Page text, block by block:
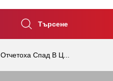
Търсене
Отчетоха Спад В Ц...